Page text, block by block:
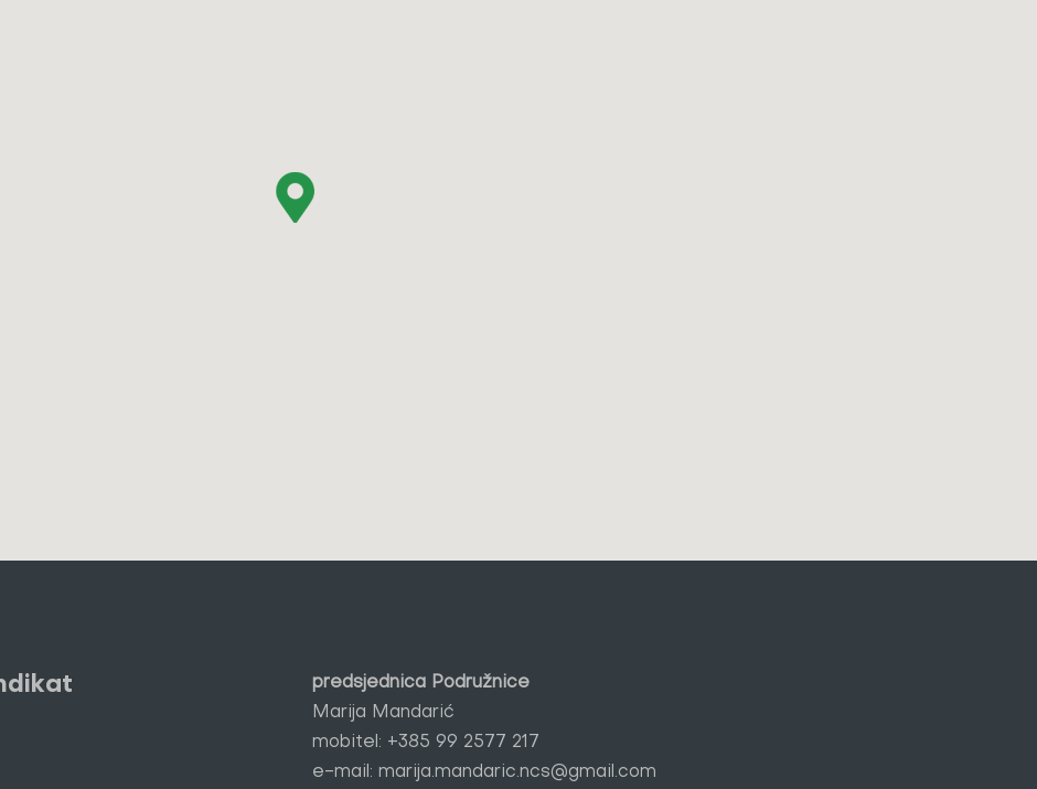
predsjednica Podružnice
Marija Mandarić
mobitel: +385 99 2577 217
e-mail: marija.mandaric.ncs@gmail.com